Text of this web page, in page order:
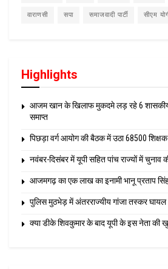
वाराणसी सपा समाजवादी पार्टी सीएम
Highlights
आजम खान के खिलाफ मुकदमे लड़ रहे 6
समाप्त
पिछड़ा वर्ग आयोग की बैठक में उठा 68500 शिक्षक
नवंबर-दिसंबर में यूपी सहित पांच राज्यों में चुनाव
आजमगढ़ का एक लाख का इनामी भानू प्रताप
पुलिस मुठभेड़ में अंतरराज्यीय गांजा तस्कर घायल
क्या डीके शिवकुमार के बाद यूपी के इस नेता की